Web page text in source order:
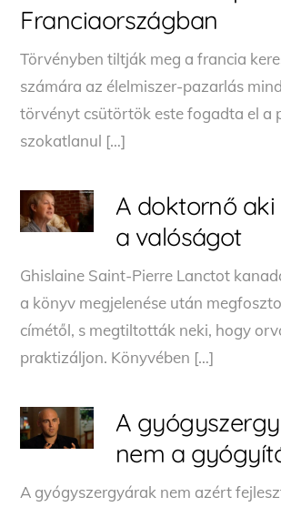
Franciaországban
Törvényben tiltják meg a francia
számára az élelmiszer-pazarlás
törvényt csütörtök este fogadta el a
szokatlanul […]
A doktornő
a valóságot
Ghislaine Saint-Pierre Lanctot
a könyv megjelenése után
címétől, s megtiltották neki, hogy
praktizáljon. Könyvében […]
A
nem a
A gyógyszergyárak nem azért